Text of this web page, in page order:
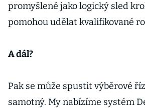
promyšlené jako logický sled
pomohou udělat kvalifikované
A dál?
Pak se může spustit výběrové
samotný. My nabízíme systém